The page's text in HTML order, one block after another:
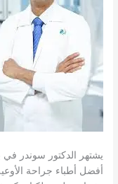
يشتهر الدكتور سوندر في
أفضل أطباء جراحة الأوعية